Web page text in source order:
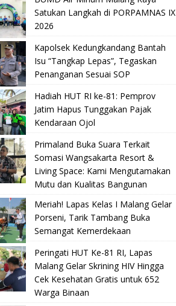
Satukan Langkah di PORPAMNAS IX
2026
Kapolsek Kedungkandang Bantah
Isu “Tangkap Lepas”, Tegaskan
Penanganan Sesuai SOP
Hadiah HUT RI ke-81: Pemprov
Jatim Hapus Tunggakan Pajak
Kendaraan Ojol
Primaland Buka Suara Terkait
Somasi Wangsakarta Resort &
Living Space: Kami Mengutamakan
Mutu dan Kualitas Bangunan
Meriah! Lapas Kelas I Malang Gelar
Porseni, Tarik Tambang Buka
Semangat Kemerdekaan
Peringati HUT Ke-81 RI, Lapas
Malang Gelar Skrining HIV Hingga
Cek Kesehatan Gratis untuk 652
Warga Binaan